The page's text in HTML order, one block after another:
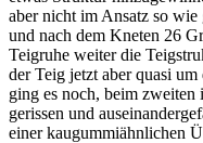
aber nicht im Ansatz so
und nach dem Kneten 26
Teigruhe weiter die
der Teig jetzt aber quasi
ging es noch, beim zweiten
gerissen und
einer kaugummiähnlichen